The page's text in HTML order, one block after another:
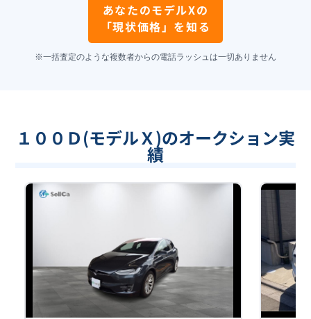
あなたのモデルXの
「現状価格」を知る
※一括査定のような複数者からの電話ラッシュは一切ありません
１００Ｄ(モデルＸ)のオークション実
績